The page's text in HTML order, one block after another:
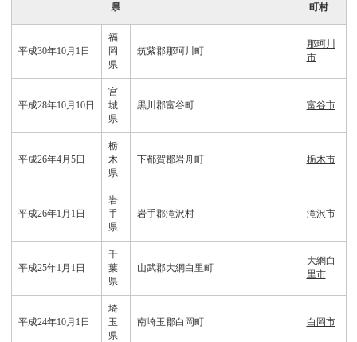
県
町村
平成30年10月1日
福
岡
県
筑紫郡那珂川町
那珂川
市
平成28年10月10日
宮
城
県
黒川郡富谷町 富谷市
平成26年4月5日
栃
木
県
下都賀郡岩舟町 栃木市
平成26年1月1日
岩
手
県
岩手郡滝沢村 滝沢市
平成25年1月1日
千
葉
県
山武郡大網白里町
大網白
里市
平成24年10月1日
埼
玉
県
南埼玉郡白岡町 白岡市